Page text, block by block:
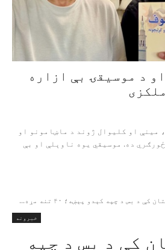
د موسیقۍ بې‌ ازاره
مینې او کلیوال ژوند د ماښامونو او
ده. موسیقي یوه ناوېلې او بې‌